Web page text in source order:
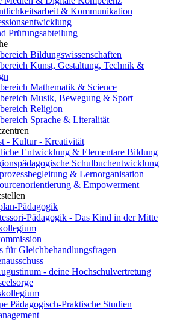
& Kommunikation
Prüfungsabteilung
Bildungswissenschaften
Kunst, Gestaltung, Technik &
Mathematik & Science
Musik, Bewegung & Sport
Religion
Sprache & Literalität
- Kultur - Kreativität
Entwicklung & Elementare Bildung
Schulbuchentwicklung
& Lernorganisation
& Empowerment
Pädagogik
Pädagogik - Das Kind in der Mitte
für Gleichbehandlungsfragen
- deine Hochschulvertretung
Pädagogisch-Praktische Studien